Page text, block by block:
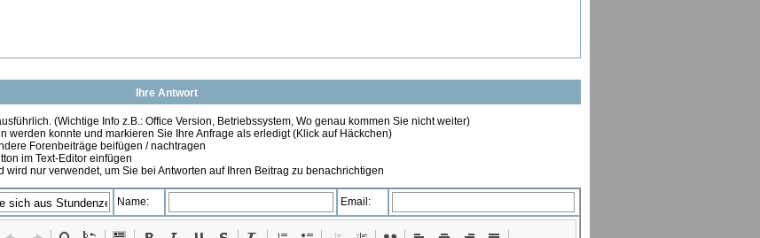
Ihre Antwort
(Wichtige Info z.B.: Office Version, Betriebssystem, Wo genau kommen Sie nicht weiter)
werden konnte und markieren Sie Ihre Anfrage als erledigt (Klick auf Häckchen)
Forenbeiträge beifügen / nachtragen
im Text-Editor einfügen
nur verwendet, um Sie bei Antworten auf Ihren Beitrag zu benachrichtigen
Name: Email: